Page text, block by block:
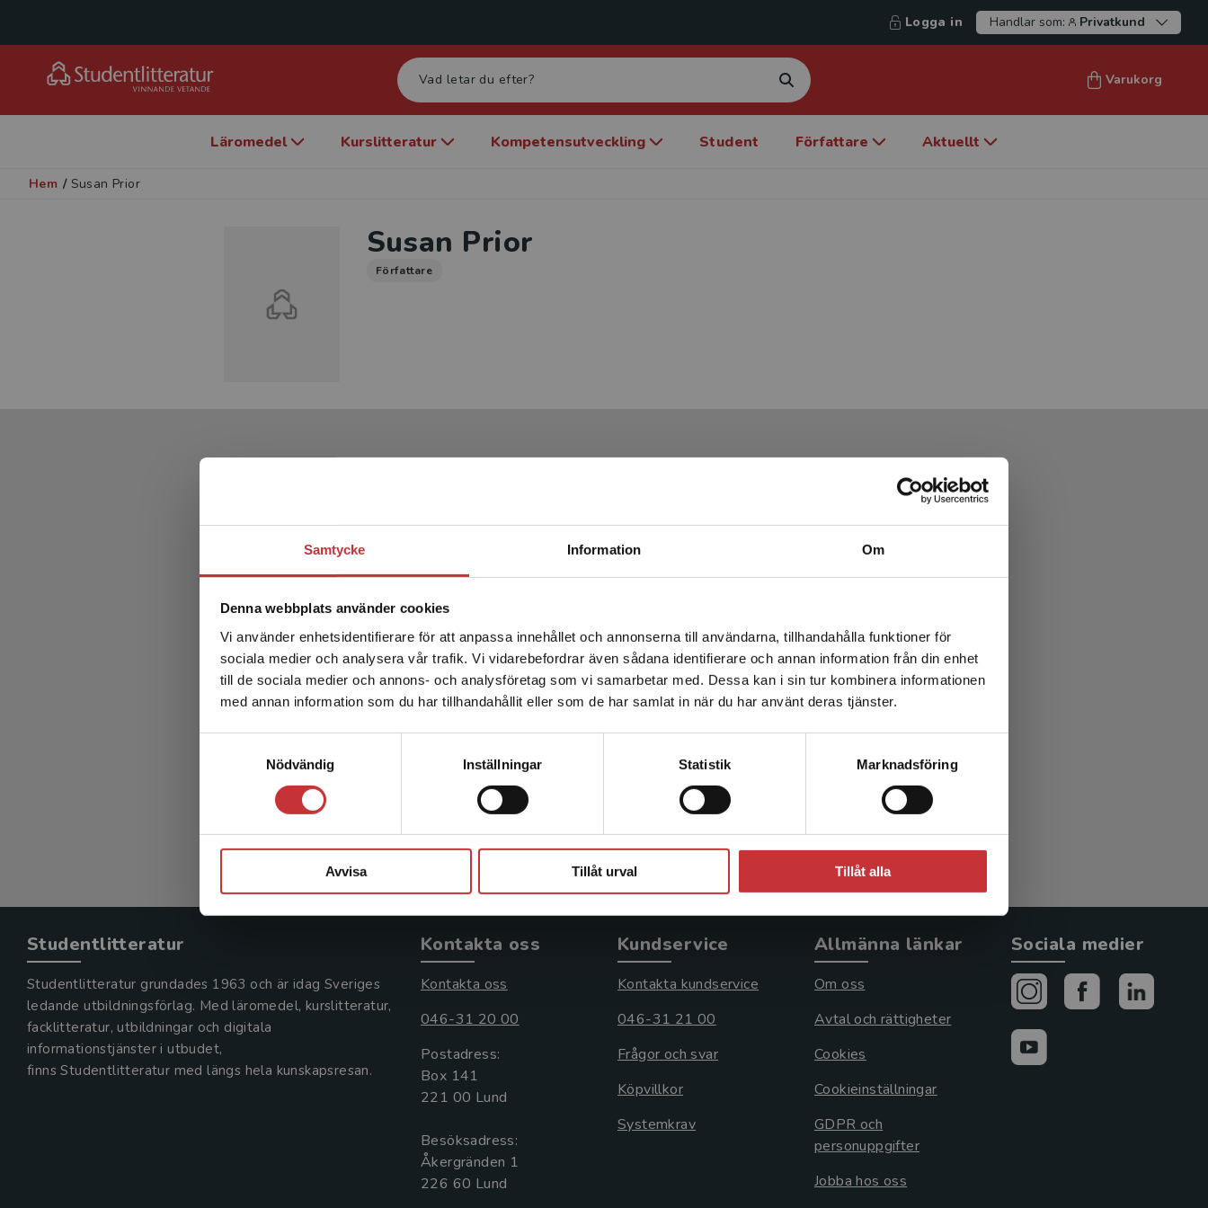
Samtycke Information Om
Denna webbplats använder cookies
Vi använder enhetsidentifierare för att anpassa innehållet och annonserna till användarna, tillhandahålla funktioner för
sociala medier och analysera vår trafik. Vi vidarebefordrar även sådana identifierare och annan information från din enhet
till de sociala medier och annons- och analysföretag som vi samarbetar med. Dessa kan i sin tur kombinera informationen
med annan information som du har tillhandahållit eller som de har samlat in när du har använt deras tjänster.
Nödvändig
Inställningar Statistik Marknadsföring
Avvisa Tillåt urval Tillåt alla
Begränsad fraktregion
Det verkar som att du besöker studentlitteratur.se via en
enhet utanför Sverige. Vi erbjuder inte leveranser utanför
Sverige. För att kunna slutföra ett köp måste
leveransadressen vara i Sverige.Läs mer
Logga in Handlar som: Privatkund
Varukorg
Läromedel Kurslitteratur Kompetensutveckling Student Författare Aktuellt
Hem / Susan Prior
Susan Prior
Författare
Kielhofners Model of Human
Taylor, Renée R (red.)
731 kr inkl. moms
Exkl. moms: 690 kr
Studentlitteratur
Studentlitteratur grundades 1963 och är idag Sveriges
ledande utbildningsförlag. Med läromedel, kurslitteratur,
facklitteratur, utbildningar och digitala
informationstjänster i utbudet,
finns Studentlitteratur med längs hela kunskapsresan.
Kontakta oss
Kontakta oss
046-31 20 00
Postadress:
Box 141
221 00 Lund
Besöksadress:
Åkergränden 1
Kundservice
Kontakta kundservice
046-31 21 00
Frågor och svar
Köpvillkor
Systemkrav
Allmänna länkar
Om oss
Avtal och rättigheter
Cookies
Cookieinställningar
GDPR och
personuppgifter
Jobba hos oss
Sociala medier